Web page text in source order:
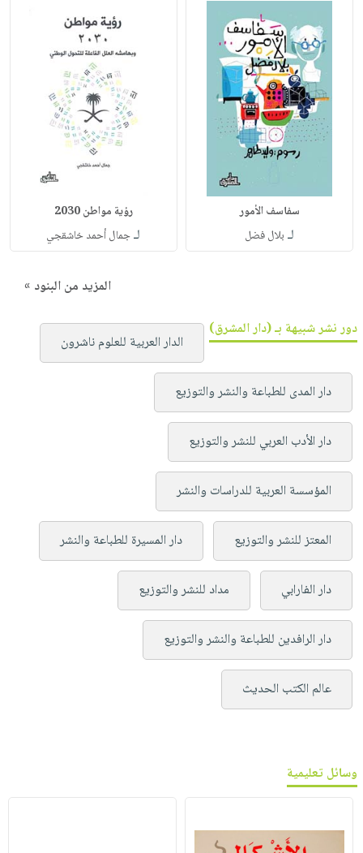
سفاسف الأمور
لـ بلال فضل
رؤية مواطن 2030
لـجمال أحمد خاشقجي
المزيد من البنود »
دور نشر شبيهة بـ (دار المشرق)
الدار العربية للعلوم ناشرون
دار المدى للطباعة والنشر والتوزيع
دار الأدب العربي للنشر والتوزيع
المؤسسة العربية للدراسات والنشر
المعتز للنشر والتوزيع دار المسيرة للطباعة والنشر
دار الفارابي مداد للنشر والتوزيع
دار الرافدين للطباعة والنشر والتوزيع
عالم الكتب الحديث
وسائل تعليمية